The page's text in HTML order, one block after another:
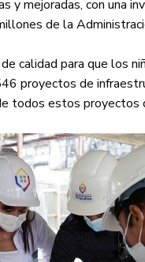
y mejoradas, con una
de la
calidad para que los
proyectos de
estos proyectos